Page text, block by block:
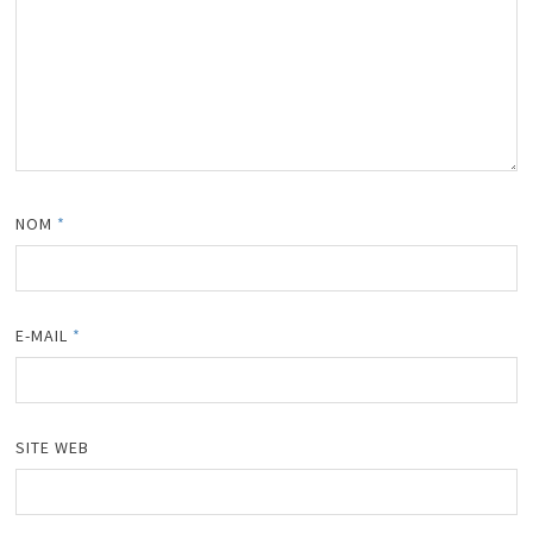
NOM *
E-MAIL *
SITE WEB